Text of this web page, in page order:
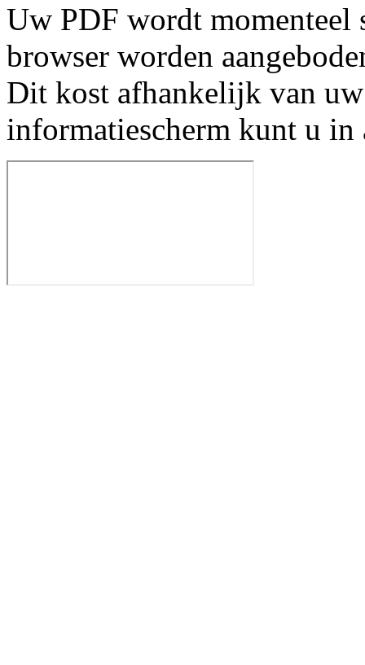
Uw PDF wordt momenteel
browser worden
Dit kost afhankelijk van
informatiescherm kunt u